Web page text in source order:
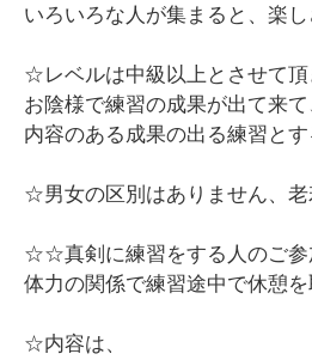
いろいろな人が集まると、楽
☆レベルは中級以上とさせて頂
お陰様で練習の成果が出て来
内容のある成果の出る練習と
☆男女の区別はありません、老
☆☆真剣に練習をする人のご参
体力の関係で練習途中で休憩を
☆内容は、